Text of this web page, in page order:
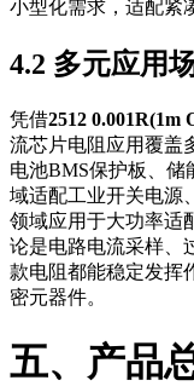
小型化需求，适配紧
4.2 多元应用
凭借2512 0.001R(1m
流芯片电阻应用覆盖
电池BMS保护板、储
域适配工业开关电源
领域应用于大功率适
论是电路电流采样、
款电阻都能稳定发挥
密元器件。
五、产品